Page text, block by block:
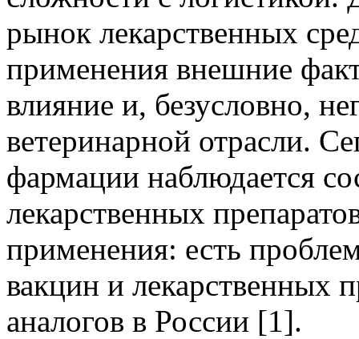
рынок лекарственных
применения внешние
влияние и, безусловно,
ветеринарной отрасли.
фармации наблюдается
лекарственных
применения: есть
вакцин и лекарственных
аналогов в России [1].